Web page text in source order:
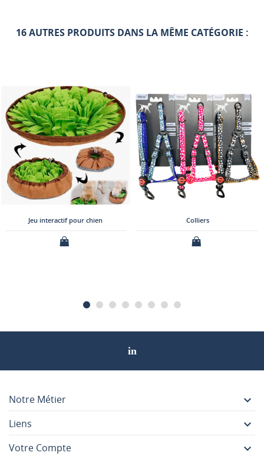
16 AUTRES PRODUITS DANS LA MÊME CATÉGORIE :
Colliers Porte-ustensiles en forme de
Notre Métier 
Liens 
Votre Compte 